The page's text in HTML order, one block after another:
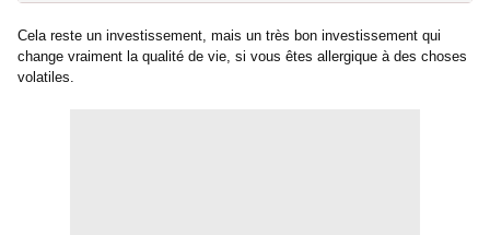
Cela reste un investissement, mais un très bon investissement qui
change vraiment la qualité de vie, si vous êtes allergique à des choses
volatiles.